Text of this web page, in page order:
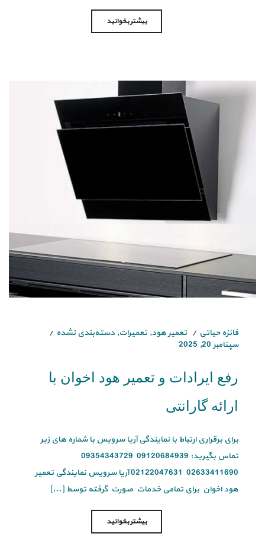
بیشتر بخوانید
فائزه حیاتی تعمیر هود, تعمیرات, دسته‌بندی نشده
سپتامبر 20, 2025
رفع ایرادات و تعمیر هود اخوان با
ارائه گارانتی
برای برقراری ارتباط با نمایندگی آریا سرویس با شماره های زیر
02633411690 02122047631 آریا سرویس نمایندگی تعمیر
هود اخوان برای تمامی خدمات صورت گرفته توسط [...]
بیشتر بخوانید